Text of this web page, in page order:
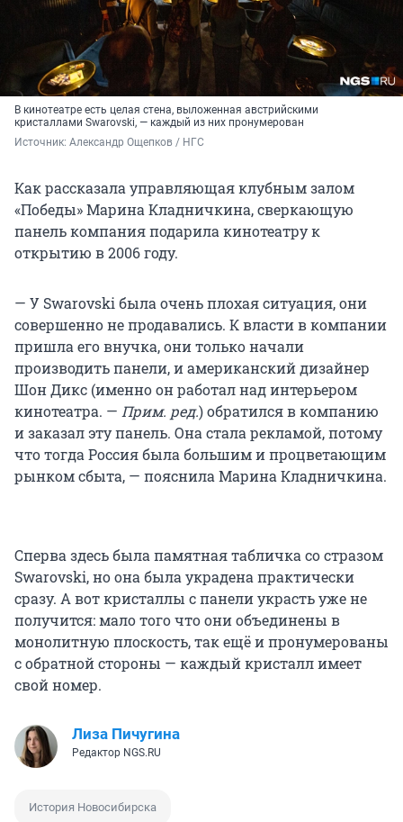
В кинотеатре есть целая стена, выложенная австрийскими
кристаллами Swarovski, — каждый из них пронумерован
Источник: Александр Ощепков / НГС
Как рассказала управляющая клубным залом
«Победы» Марина Кладничкина, сверкающую
панель компания подарила кинотеатру к
открытию в 2006 году.
— У Swarovski была очень плохая ситуация, они
совершенно не продавались. К власти в компании
пришла его внучка, они только начали
производить панели, и американский дизайнер
Шон Дикс (именно он работал над интерьером
кинотеатра. — Прим. ред.) обратился в компанию
и заказал эту панель. Она стала рекламой, потому
что тогда Россия была большим и процветающим
рынком сбыта, — пояснила Марина Кладничкина.
Сперва здесь была памятная табличка со стразом
Swarovski, но она была украдена практически
сразу. А вот кристаллы с панели украсть уже не
получится: мало того что они объединены в
монолитную плоскость, так ещё и пронумерованы
с обратной стороны — каждый кристалл имеет
свой номер.
Лиза Пичугина
Редактор NGS.RU
История Новосибирска